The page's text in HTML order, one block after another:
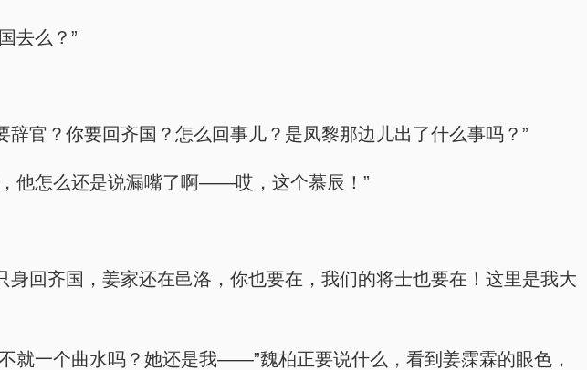
去么？”
官？你要回齐国？怎么回事儿？是凤黎那边儿出了什么事吗？”
他怎么还是说漏嘴了啊——哎，这个慕辰！”
回齐国，姜家还在邑洛，你也要在，我们的将士也要在！这里是我大
就一个曲水吗？她还是我——”魏柏正要说什么，看到姜霂霖的眼色，